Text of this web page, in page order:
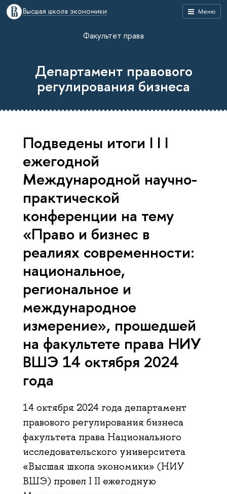
Меню
Высшая школа экономики
Факультет права
Департамент правового
регулирования бизнеса
Подведены итоги I I I
ежегодной
Международной научно-
практической
конференции на тему
«Право и бизнес в
реалиях современности:
национальное,
региональное и
международное
измерение», прошедшей
на факультете права НИУ
ВШЭ 14 октября 2024
года
14 октября 2024 года департамент
правового регулирования бизнеса
факультета права Национального
исследовательского университета
«Высшая школа экономики» (НИУ
ВШЭ) провел I II ежегодную